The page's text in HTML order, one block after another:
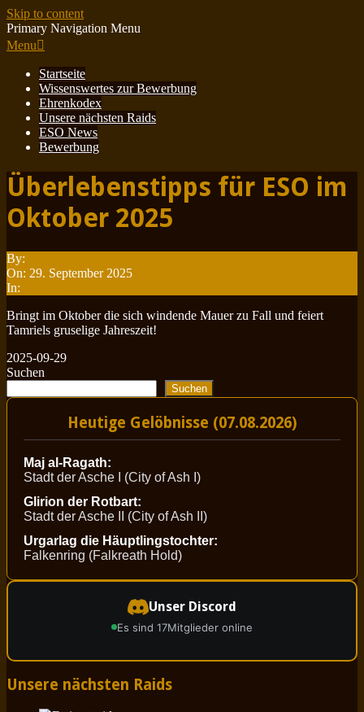
Skip to content
Primary Navigation Menu
Menu
Startseite
Wissenswertes zur Bewerbung
Ehrenkodex
Unsere nächsten Raids
ESO News
Bewerbung
Überlebenstipps für ESO im
Oktober 2025
By:
On: 29. September 2025
In:
Bringt im Oktober die sich windende Mauer zu Fall und feiert
Tamriels gruselige Jahreszeit!
2025-09-29
Suchen
Suchen
Heutige Gelöbnisse (07.08.2026)
Maj al-Ragath:
Stadt der Asche I (City of Ash I)
Glirion der Rotbart:
Stadt der Asche II (City of Ash II)
Urgarlag die Häuptlingstochter:
Falkenring (Falkreath Hold)
Unser Discord
Es sind 17Mitglieder online
Unsere nächsten Raids